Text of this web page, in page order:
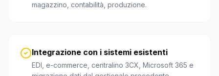
magazzino, contabilità, produzione.
Integrazione con i sistemi esistenti
EDI, e-commerce, centralino 3CX, Microsoft 365 e